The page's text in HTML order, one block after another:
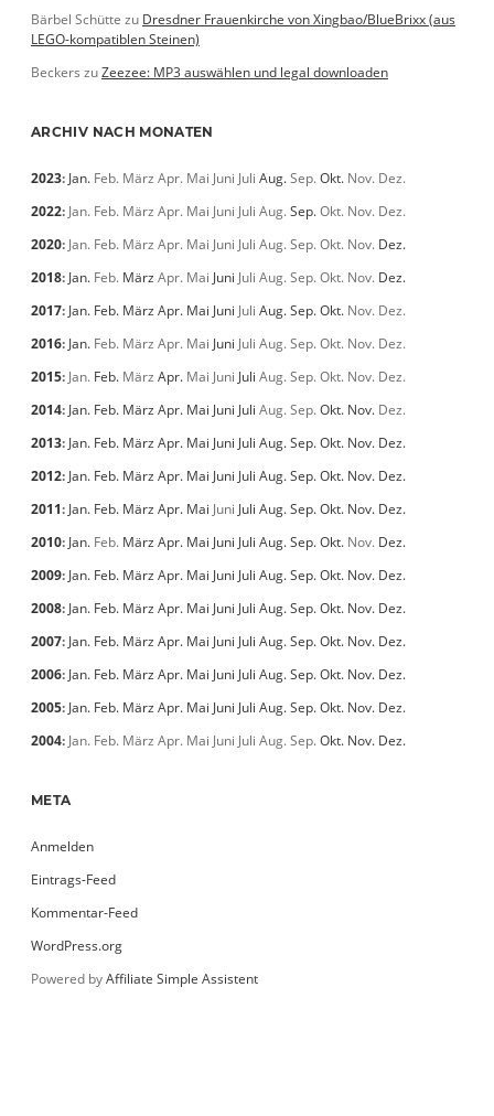
Bärbel Schütte zu Dresdner Frauenkirche von Xingbao/BlueBrixx (aus
LEGO-kompatiblen Steinen)
Beckers zuZeezee: MP3 auswählen und legal downloaden
ARCHIV NACH MONATEN
2023: Jan. Feb. März Apr. Mai Juni Juli Aug.Sep.Okt. Nov. Dez.
2022: Jan. Feb. März Apr. Mai Juni Juli Aug.Sep.Okt. Nov. Dez.
2020: Jan. Feb. März Apr. Mai Juni Juli Aug.Sep.Okt. Nov. Dez.
2018: Jan. Feb. März Apr. Mai Juni Juli Aug.Sep.Okt. Nov. Dez.
2017: Jan. Feb. März Apr. Mai Juni Juli Aug.Sep.Okt. Nov. Dez.
2016: Jan. Feb. März Apr. Mai Juni Juli Aug.Sep.Okt. Nov. Dez.
2015: Jan. Feb. März Apr. Mai Juni Juli Aug.Sep.Okt. Nov. Dez.
2014: Jan. Feb. März Apr. Mai Juni Juli Aug.Sep.Okt. Nov. Dez.
2013: Jan. Feb. März Apr. Mai Juni Juli Aug.Sep.Okt. Nov. Dez.
2012: Jan. Feb. März Apr. Mai Juni Juli Aug.Sep.Okt. Nov. Dez.
2011: Jan. Feb. März Apr. Mai Juni Juli Aug.Sep.Okt. Nov. Dez.
2010: Jan. Feb. März Apr. Mai Juni Juli Aug.Sep.Okt. Nov. Dez.
2009: Jan. Feb. März Apr. Mai Juni Juli Aug.Sep.Okt. Nov. Dez.
2008: Jan. Feb. März Apr. Mai Juni Juli Aug.Sep.Okt. Nov. Dez.
2007: Jan. Feb. März Apr. Mai Juni Juli Aug.Sep.Okt. Nov. Dez.
2006: Jan. Feb. März Apr. Mai Juni Juli Aug.Sep.Okt. Nov. Dez.
2005: Jan. Feb. März Apr. Mai Juni Juli Aug.Sep.Okt. Nov. Dez.
2004: Jan. Feb. März Apr. Mai Juni Juli Aug.Sep.Okt. Nov. Dez.
META
Anmelden
Eintrags-Feed
Kommentar-Feed
WordPress.org
Powered byAffiliate Simple Assistent